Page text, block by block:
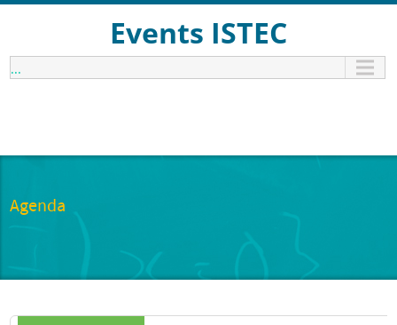
Events ISTEC
...
Agenda